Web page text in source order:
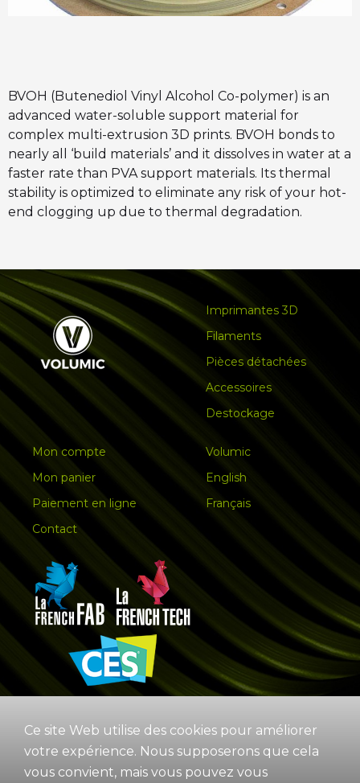
Ce site Web utilise des cookies pour améliorer
votre expérience. Nous supposerons que cela
vous convient, mais vous pouvez vous
BVOH (Butenediol Vinyl Alcohol Co-polymer) is an
advanced water-soluble support material for
complex multi-extrusion 3D prints. BVOH bonds to
nearly all ‘build materials’ and it dissolves in water at a
faster rate than PVA support materials. Its thermal
stability is optimized to eliminate any risk of your hot-
end clogging up due to thermal degradation.
Imprimantes 3D
Filaments
Pièces détachées
Accessoires
Destockage
Mon compte
Mon panier
Paiement en ligne
Contact
Volumic
English
Français